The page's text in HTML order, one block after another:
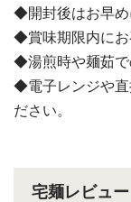
◆開封後はお早め
◆賞味期限内にお
◆湯煎時や麺茹で
◆電子レンジや直
ださい。
宅麺レビュー